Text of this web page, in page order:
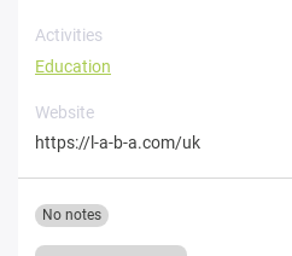
Activities
Education
Website
https://l-a-b-a.com/uk
No notes